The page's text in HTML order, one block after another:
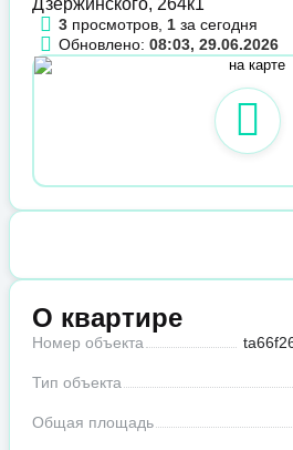
Дзержинского, 264к1
3 просмотров, 1 за сегодня
Обновлено: 08:03, 29.06.2026
О квартире
Номер объекта
Тип объекта
Общая площадь